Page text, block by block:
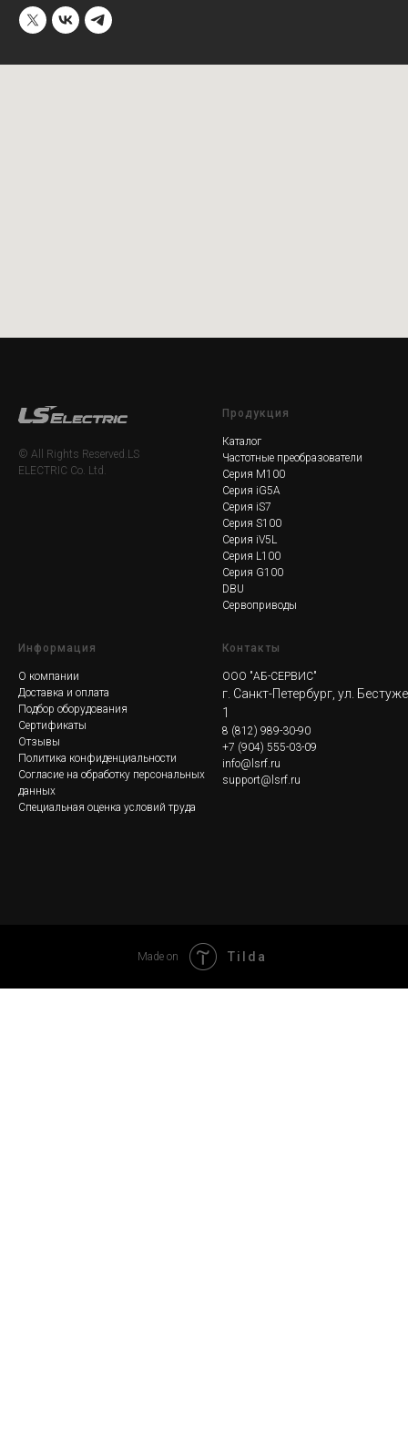
© All Rights Reserved.LS
ELECTRIC Co. Ltd.
Продукция
Каталог
Частотные преобразователи
Серия M100
Серия iG5A
Серия iS7
Серия S100
Серия iV5L
Серия L100
Серия G100
DBU
Сервоприводы
Информация
О компании
Доставка и оплата
Подбор оборудования
Сертификаты
Отзывы
Политика конфиденциальности
Согласие на обработку персональных
данных
Специальная оценка условий труда
Контакты
ООО "АБ-СЕРВИС"
г. Санкт-Петербург, ул.
1
8 (812) 989-30-90
+7 (904) 555-03-09
info@lsrf.ru
support@lsrf.ru
Made on Tilda